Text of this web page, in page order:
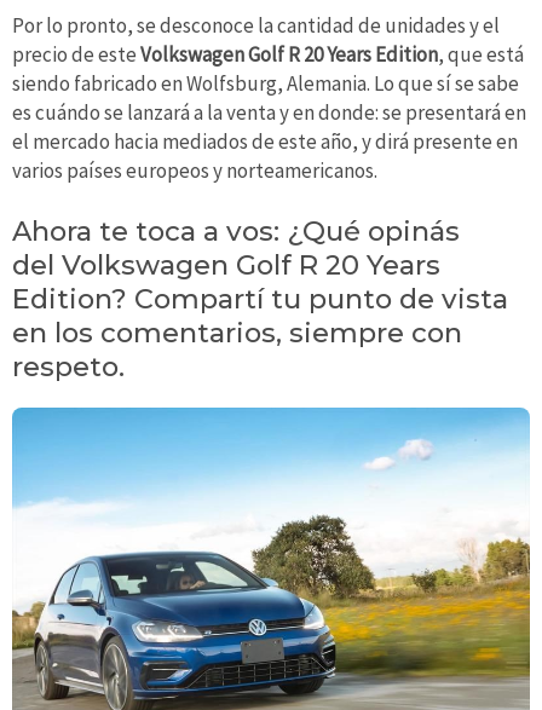
Por lo pronto, se desconoce la cantidad de unidades y el
precio de esteVolkswagen Golf R 20 Years Edition, que está
siendo fabricado en Wolfsburg, Alemania. Lo que sí se sabe
es cuándo se lanzará a la venta y en donde: se presentará en
el mercado hacia mediados de este año, y dirá presente en
varios países europeos y norteamericanos.
Ahora te toca a vos: ¿Qué opinás
del Volkswagen Golf R 20 Years
Edition? Compartí tu punto de vista
en los comentarios, siempre con
respeto.